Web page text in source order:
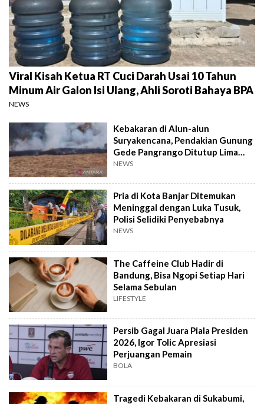
Viral Kisah Ketua RT Cuci Darah Usai 10 Tahun
Minum Air Galon Isi Ulang, Ahli Soroti Bahaya BPA
NEWS
Kebakaran di Alun-alun
Suryakencana, Pendakian Gunung
Gede Pangrango Ditutup Lima
Hari
NEWS
Pria di Kota Banjar Ditemukan
Meninggal dengan Luka Tusuk,
Polisi Selidiki Penyebabnya
NEWS
The Caffeine Club Hadir di
Bandung, Bisa Ngopi Setiap Hari
Selama Sebulan
LIFESTYLE
Persib Gagal Juara Piala Presiden
2026, Igor Tolic Apresiasi
Perjuangan Pemain
BOLA
Tragedi Kebakaran di Sukabumi,